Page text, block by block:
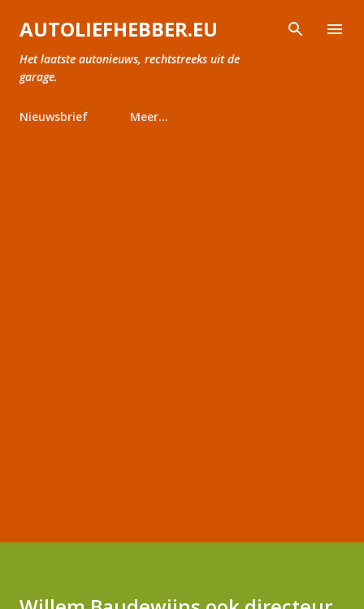
Doorgaan naar hoofdcontent
AUTOLIEFHEBBER.EU
Het laatste autonieuws, rechtstreeks uit de
garage.
Nieuwsbrief Meer…